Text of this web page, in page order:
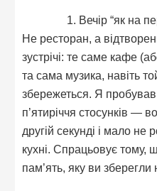
1. Вечір “як на
Не ресторан, а
зустрічі: те саме кафе
та сама музика, навіть
збережеться. Я
п’ятиріччя стосунків —
другій секунді і мало не
кухні. Спрацьовує тому,
пам’ять, яку ви